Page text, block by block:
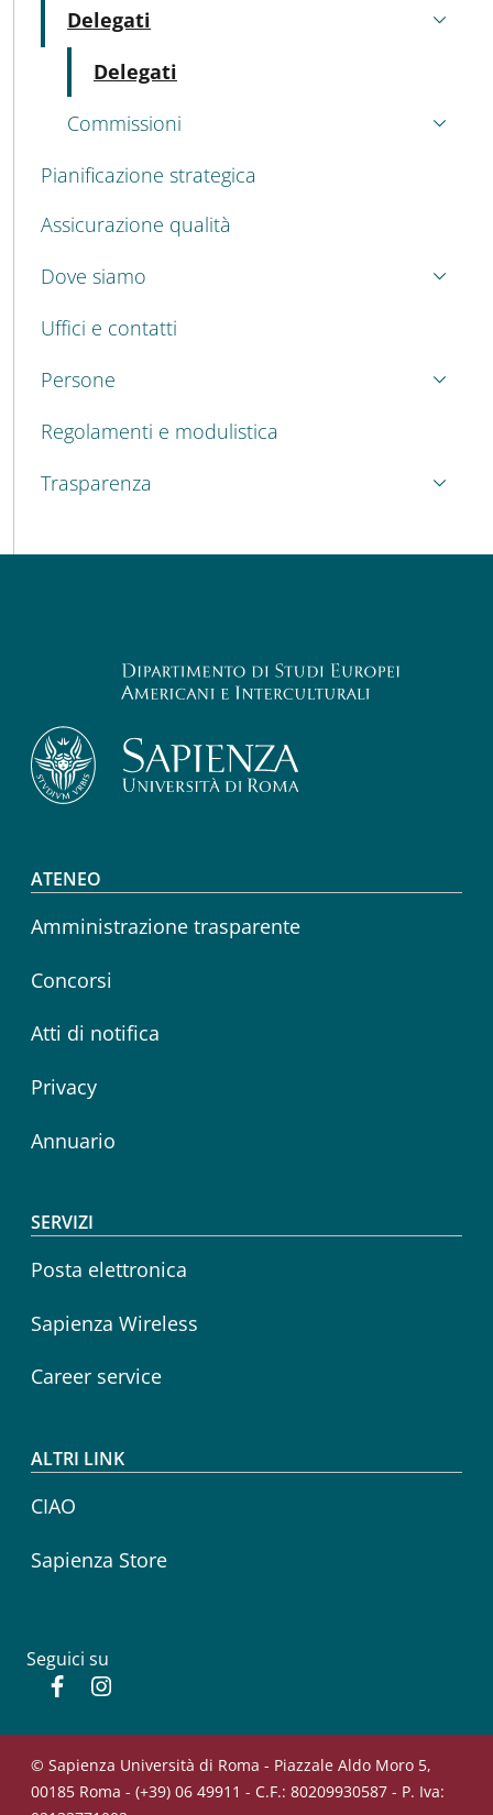
Delegati
Attivo
Delegati
Commissioni
Pianificazione strategica
Assicurazione qualità
Dove siamo
Uffici e contatti
Persone
Regolamenti e modulistica
Trasparenza
Footer menu
ATENEO
Amministrazione trasparente
Concorsi
Atti di notifica
Privacy
Annuario
SERVIZI
Posta elettronica
Sapienza Wireless
Career service
ALTRI LINK
CIAO
Sapienza Store
Seguici su
Facebook
© Sapienza Università di Roma - Piazzale Aldo Moro 5,
00185 Roma - (+39) 06 49911 - C.F.: 80209930587 - P. Iva: